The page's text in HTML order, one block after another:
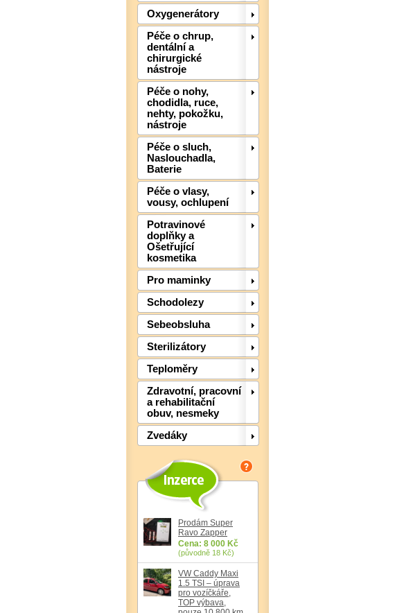
Oxygenerátory
Péče o chrup,
dentální a
chirurgické
nástroje
Péče o nohy,
chodidla, ruce,
nehty, pokožku,
nástroje
Péče o sluch,
Naslouchadla,
Baterie
Péče o vlasy,
vousy, ochlupení
Potravinové
doplňky a
Ošetřující
kosmetika
Pro maminky
Schodolezy
Sebeobsluha
Sterilizátory
Teploměry
Zdravotní, pracovní
a rehabilitační
obuv, nesmeky
Zvedáky
Prodám Super
Ravo Zapper
Cena: 8 000 Kč
(původně 18 Kč)
VW Caddy Maxi
1.5 TSI – úprava
pro vozíčkáře,
TOP výbava,